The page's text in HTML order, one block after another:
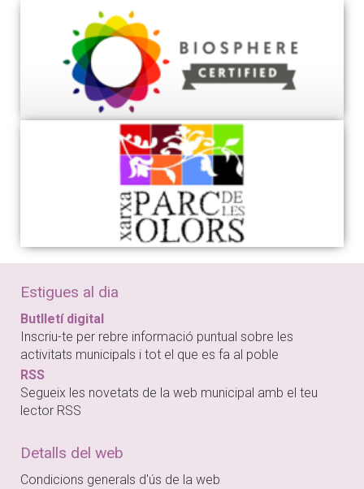
Estigues al dia
Butlletí digital
Inscriu-te per rebre informació puntual sobre les
activitats municipals i tot el que es fa al poble
RSS
Segueix les novetats de la web municipal amb el teu
lector RSS
Detalls del web
Condicions generals d'ús de la web